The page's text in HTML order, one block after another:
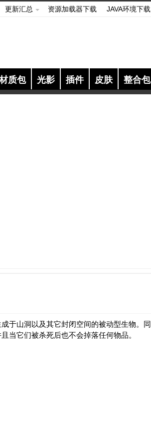
更新汇总 资源加载器下载 JAVA环境下载
质包 光影 插件 皮肤 整合包
于山洞以及其它封闭空间的被动型生物。同
当它们被杀死后也不会掉落任何物品。